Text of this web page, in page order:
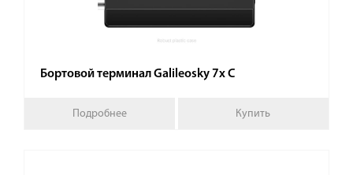
Бортовой терминал Galileosky 7x C
Подробнее Купить